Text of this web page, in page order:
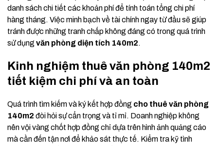
danh sách chi tiết các khoản phí để tính toán tổng chi phí
hàng tháng. Việc minh bạch về tài chính ngay từ đầu sẽ giúp
tránh được những tranh chấp không đáng có trong quá trình
sử dụng văn phòng diện tích 140m2.
Kinh nghiệm thuê văn phòng 140m2
tiết kiệm chi phí và an toàn
Quá trình tìm kiếm và ký kết hợp đồng cho thuê văn phòng
140m2 đòi hỏi sự cẩn trọng và tỉ mỉ. Doanh nghiệp không
nên vội vàng chốt hợp đồng chỉ dựa trên hình ảnh quảng cáo
mà cần đến tận nơi để khảo sát thực tế. Kiểm tra kỹ tình